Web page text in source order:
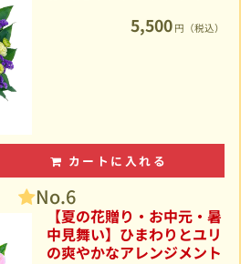
5,500 円（税込）
カートに入れる
No.6
【夏の花贈り・お中元・暑
中見舞い】ひまわりとユリ
の爽やかなアレンジメント